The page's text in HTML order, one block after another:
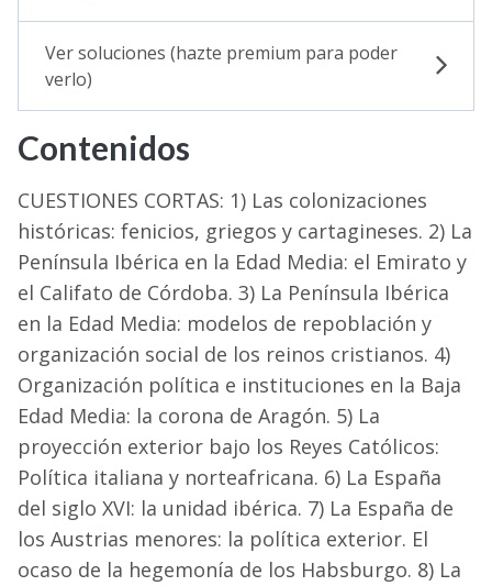
Ver soluciones (hazte premium para poder
verlo)
Contenidos
CUESTIONES CORTAS: 1) Las colonizaciones
históricas: fenicios, griegos y cartagineses. 2) La
Península Ibérica en la Edad Media: el Emirato y
el Califato de Córdoba. 3) La Península Ibérica
en la Edad Media: modelos de repoblación y
organización social de los reinos cristianos. 4)
Organización política e instituciones en la Baja
Edad Media: la corona de Aragón. 5) La
proyección exterior bajo los Reyes Católicos:
Política italiana y norteafricana. 6) La España
del siglo XVI: la unidad ibérica. 7) La España de
los Austrias menores: la política exterior. El
ocaso de la hegemonía de los Habsburgo. 8) La